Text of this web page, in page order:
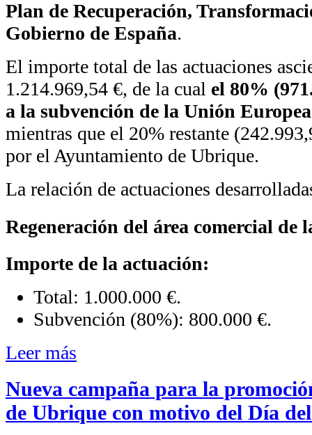
Plan de Recuperación,
Gobierno de España.
El importe total de las actuaciones
1.214.969,54 €, de la cual el 80%
a la subvención de la Unión
mientras que el 20% restante
por el Ayuntamiento de Ubrique.
La relación de actuaciones
Regeneración del área comercial de
Importe de la actuación:
Total: 1.000.000 €.
Subvención (80%): 800.000 €.
Leer más
Nueva campaña para la
de Ubrique con motivo del Día